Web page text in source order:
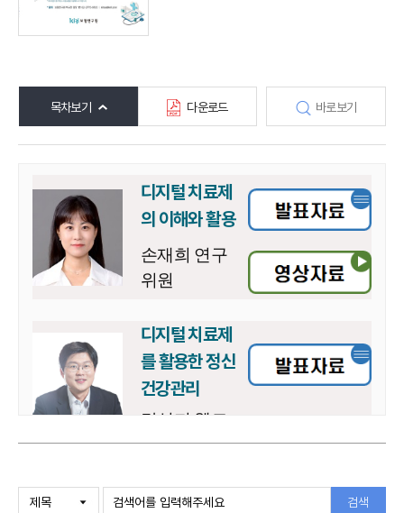
목차보기 다운로드 바로보기
디지털 치료제
의 이해와 활용
손재희 연구
위원
디지털 치료제
를 활용한 정신
건강관리
강성지 웰트
대표
검색